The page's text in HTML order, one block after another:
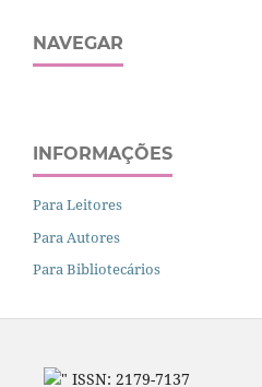
NAVEGAR
INFORMAÇÕES
Para Leitores
Para Autores
Para Bibliotecários
" ISSN: 2179-7137